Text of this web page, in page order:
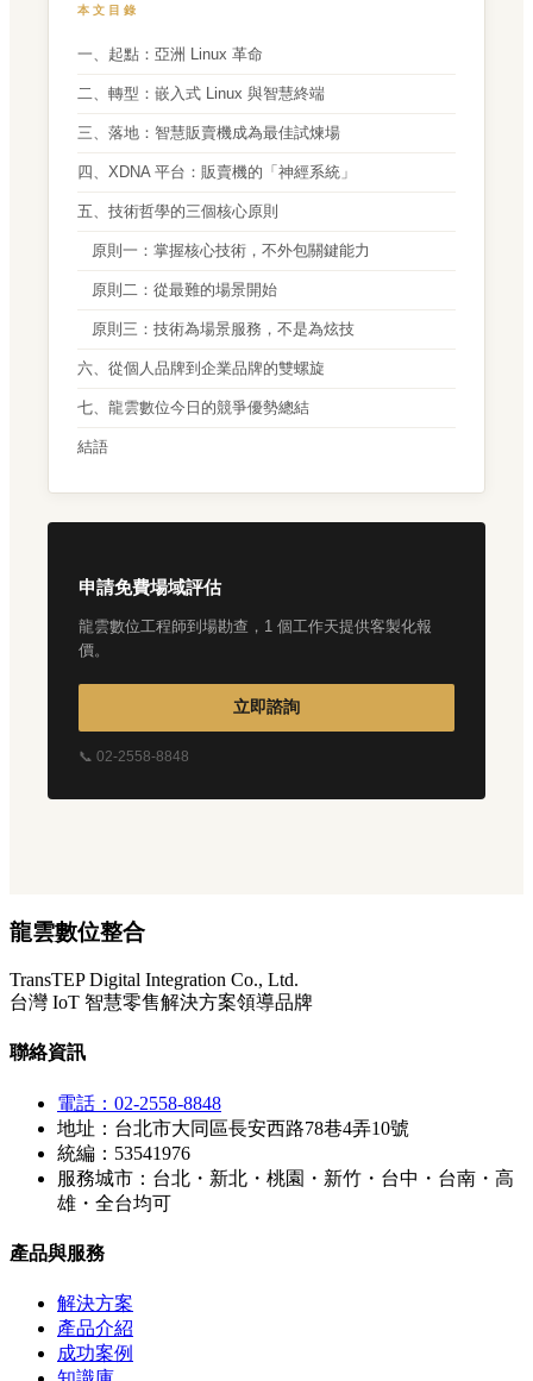
本文目錄
一、起點：亞洲 Linux 革命
二、轉型：嵌入式 Linux 與智慧終端
三、落地：智慧販賣機成為最佳試煉場
四、XDNA 平台：販賣機的「神經系統」
五、技術哲學的三個核心原則
原則一：掌握核心技術，不外包關鍵能力
原則二：從最難的場景開始
原則三：技術為場景服務，不是為炫技
六、從個人品牌到企業品牌的雙螺旋
七、龍雲數位今日的競爭優勢總結
結語
申請免費場域評估
龍雲數位工程師到場勘查，1 個工作天提供客製化報
價。
立即諮詢
📞 02-2558-8848
龍雲數位整合
TransTEP Digital Integration Co., Ltd.
台灣 IoT 智慧零售解決方案領導品牌
聯絡資訊
電話：02-2558-8848
地址：台北市大同區長安西路78巷4弄10號
統編：53541976
服務城市：台北・新北・桃園・新竹・台中・台南・高
雄・全台均可
產品與服務
解決方案
產品介紹
成功案例